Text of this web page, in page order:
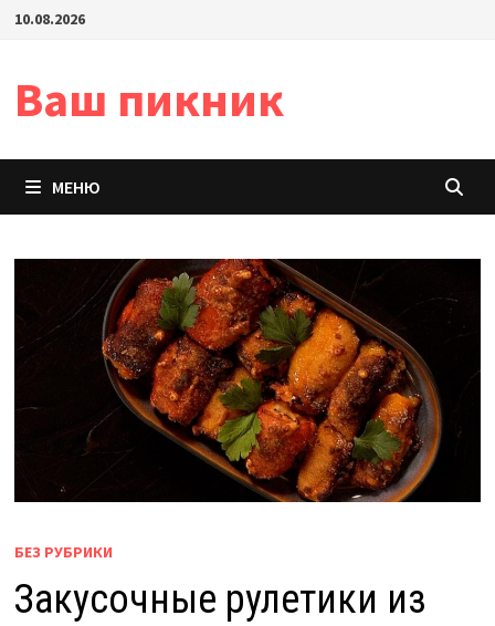
Перейти
10.08.2026
Ваш пикник
МЕНЮ
БЕЗ РУБРИКИ
Закусочные рулетики из